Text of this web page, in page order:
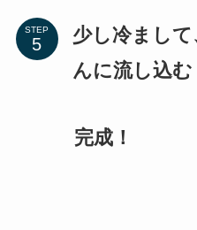
STEP
少し冷まし
んに流し込む
完成！